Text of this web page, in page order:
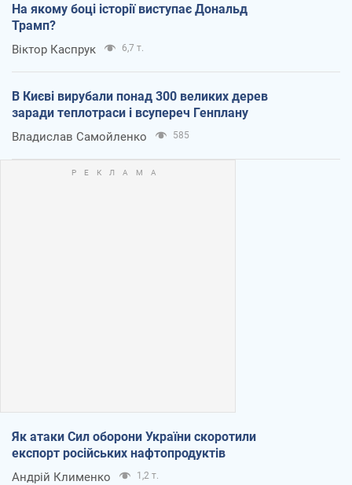
На якому боці історії виступає Дональд
Трамп?
Віктор Каспрук 6,7 т.
В Києві вирубали понад 300 великих дерев
заради теплотраси і всупереч Генплану
Владислав Самойленко 585
Як атаки Сил оборони України скоротили
експорт російських нафтопродуктів
Андрій Клименко 1,2 т.